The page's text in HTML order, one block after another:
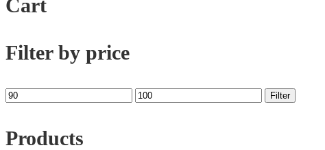
Cart
Filter by price
Min.
Max.
Filter
Products